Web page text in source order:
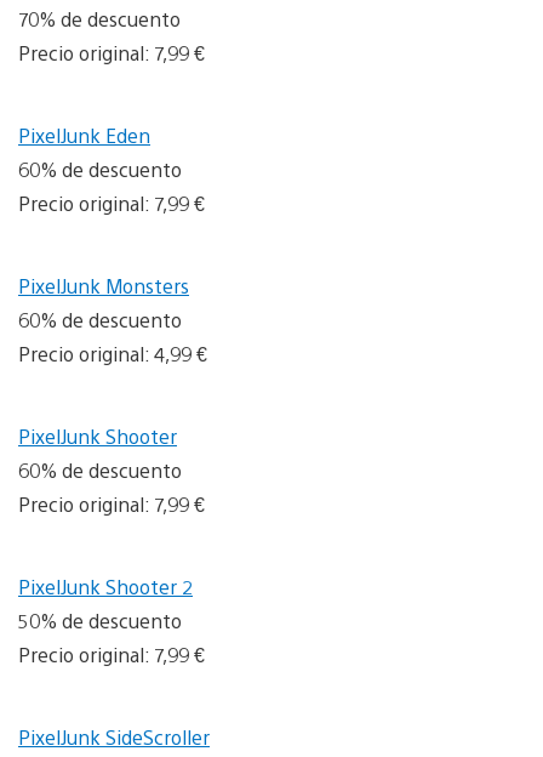
70% de descuento
Precio original: 7,99 €
PixelJunk Eden
60% de descuento
Precio original: 7,99 €
PixelJunk Monsters
60% de descuento
Precio original: 4,99 €
PixelJunk Shooter
60% de descuento
Precio original: 7,99 €
PixelJunk Shooter 2
50% de descuento
Precio original: 7,99 €
PixelJunk SideScroller